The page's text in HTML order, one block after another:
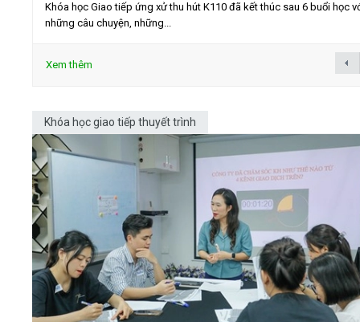
Khóa học Giao tiếp ứng xử thu hút K110 đã kết thúc sau 6 buổi học
những câu chuyện, những...
Xem thêm
Khóa học giao tiếp thuyết trình